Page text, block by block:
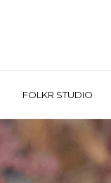
FOLKR STUDIO